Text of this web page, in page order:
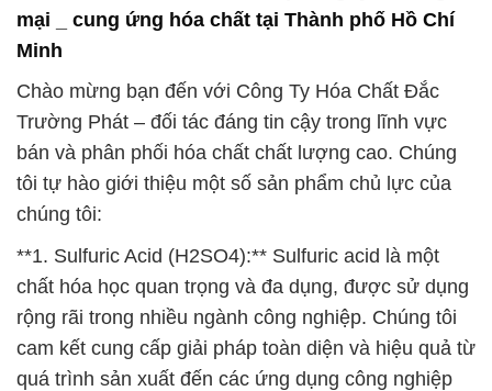
bán và phân phối hóa chất chất lượng cao. Chúng
tôi tự hào giới thiệu một số sản phẩm chủ lực của
chúng tôi:
**1. Sulfuric Acid (H2SO4):** Sulfuric acid là một
chất hóa học quan trọng và đa dụng, được sử dụng
rộng rãi trong nhiều ngành công nghiệp. Chúng tôi
cam kết cung cấp giải pháp toàn diện và hiệu quả từ
quá trình sản xuất đến các ứng dụng công nghiệp
khác nhau. Chọn Công ty Hóa Chất Đắc Trường
Phát là chọn lựa đúng đắn cho sự thành công của
bạn trong lĩnh vực công nghiệp sử dụng hóa chất.
**2. Hóa chất dệt may:** Đối với ngành công nghiệp